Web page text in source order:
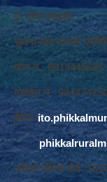
ई. नरेश बराइली
सुचना तथा सञ्‍चार
फोन नं. 9813445685
मोवाईल नं.
ईमेलः
अडियो नोटिस वोर्डः